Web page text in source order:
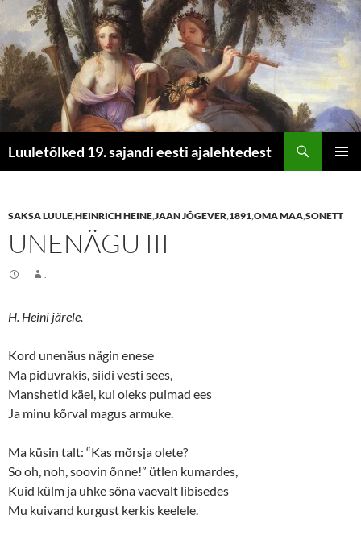
Luuletõlked 19. sajandi eesti ajalehtedest
SAKSA LUULE,HEINRICH HEINE,JAAN JÕGEVER,1891,OMA MAA,SONETT
UNENÄGU III
H. Heini järele.
Kord unenäus nägin enese
Ma piduvrakis, siidi vesti sees,
Manshetid käel, kui oleks pulmad ees
Ja minu kõrval magus armuke.
Ma küsin talt: “Kas mõrsja olete?
So oh, noh, soovin õnne!” ütlen kumardes,
Kuid külm ja uhke sõna vaevalt libisedes
Mu kuivand kurgust kerkis keelele.